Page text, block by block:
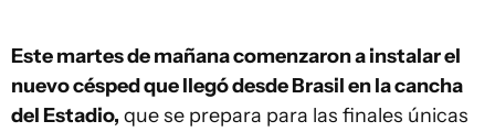
Este martes de mañana comenzaron a instalar el
nuevo césped que llegó desde Brasil en la cancha
del Estadio, que se prepara para las finales únicas